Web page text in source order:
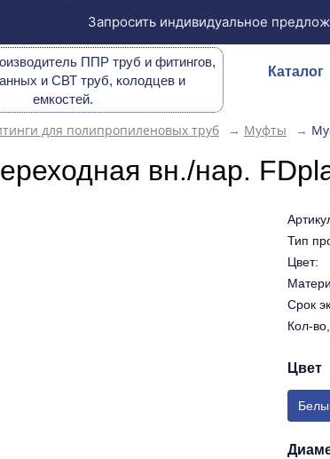
Запросить индивидуальное
ППР труб и фитингов,
и СВТ труб, колодцев и
емкостей.
Каталог
для полипропиленовых труб → Муфты →
вн./нар.
Тип
Цвет:
Срок
Кол-
Цвет